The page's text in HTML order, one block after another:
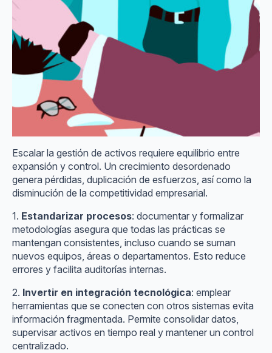
Escalar la gestión de activos requiere equilibrio entre
expansión y control. Un crecimiento desordenado
genera pérdidas, duplicación de esfuerzos, así como la
disminución de la competitividad empresarial.
1. Estandarizar procesos: documentar y formalizar
metodologías asegura que todas las prácticas se
mantengan consistentes, incluso cuando se suman
nuevos equipos, áreas o departamentos. Esto reduce
errores y facilita auditorías internas.
2. Invertir en integración tecnológica: emplear
herramientas que se conecten con otros sistemas evita
información fragmentada. Permite consolidar datos,
supervisar activos en tiempo real y mantener un control
centralizado.